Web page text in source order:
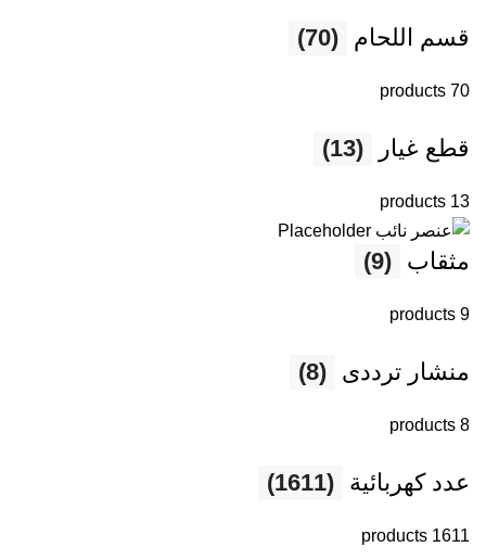
قسم اللحام (70)
70 products
قطع غيار (13)
13 products
مثقاب (9)
9 products
منشار ترددى (8)
8 products
عدد كهربائية (1611)
1611 products